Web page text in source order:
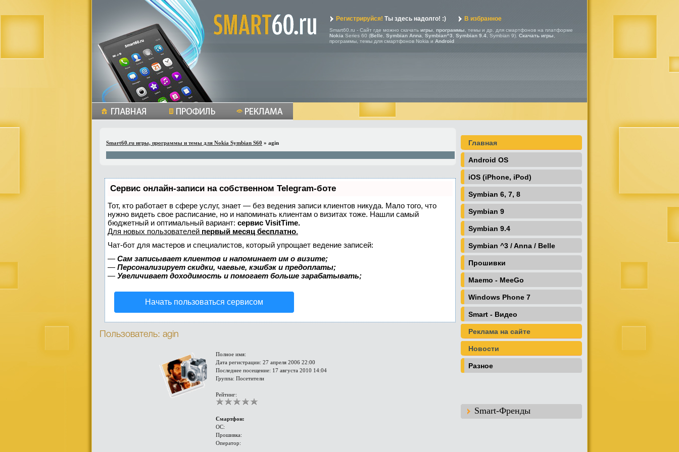
Регистрируйся! Ты здесь надолго! :) В избранное
Smart60.ru - Сайт где можно скачать игры программы , темы и др. для смартфонов на платформе
Nokia Series 60 (Belle Symbian Anna Symbian^3 Symbian 9.4 , Symbian 9). Скачать игры
программы, темы для смартфонов Nokia и Android
Smart60.ru игры, программы и темы для Nokia Symbian S60 » agin
Сервис онлайн-записи на собственном Telegram-боте
Тот, кто работает в сфере услуг, знает — без ведения записи клиентов никуда. Мало того, что
нужно видеть свое расписание, но и напоминать клиентам о визитах тоже. Нашли самый
бюджетный и оптимальный вариант: сервис VisitTime.
Для новых пользователей первый месяц бесплатно.
Чат-бот для мастеров и специалистов, который упрощает ведение записей:
— Сам записывает клиентов и напоминает им о визите;
— Персонализирует скидки, чаевые, кэшбэк и предоплаты;
— Увеличивает доходимость и помогает больше зарабатывать;
Начать пользоваться сервисом
Пользователь: agin
Полное имя:
Дата регистрации: 27 апреля 2006 22:00
Последнее посещение: 17 августа 2010 14:04
Группа: Посетители
Рейтинг:
Смартфон:
ОС:
Прошивка:
Оператор:
Главная
Android OS
iOS (iPhone, iPod)
Symbian 6, 7, 8
Symbian 9
Symbian 9.4
Symbian ^3 / Anna / Belle
Прошивки
Maemo - MeeGo
Windows Phone 7
Smart - Видео
Реклама на сайте
Новости
Разное
Smart-Френды